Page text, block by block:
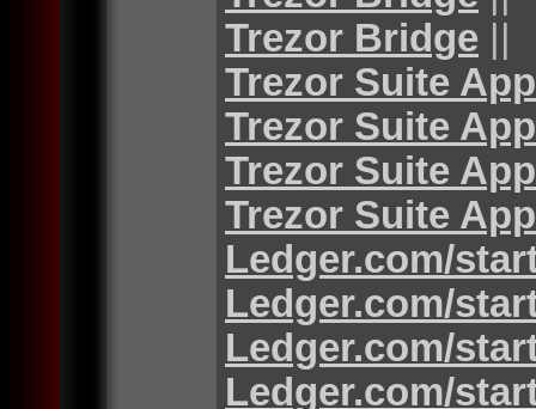
Trezor Bridge ||
Trezor Suite App
Trezor Suite App
Trezor Suite App
Trezor Suite App
Ledger.com/
Ledger.com/
Ledger.com/
Ledger.com/